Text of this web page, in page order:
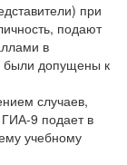
при
подают
в
были допущены к
случаев,
ГИА-9 подает в
учебному